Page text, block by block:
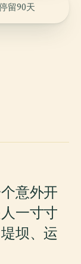
留90天
意外开
一寸寸
坝、运